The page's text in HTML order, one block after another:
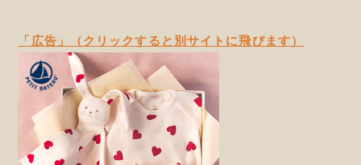
「広告」（クリックすると別サイトに飛びます）